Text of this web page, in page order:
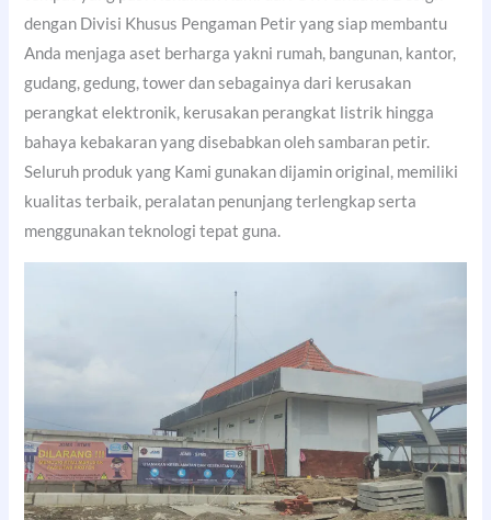
dengan Divisi Khusus Pengaman Petir yang siap membantu
Anda menjaga aset berharga yakni rumah, bangunan, kantor,
gudang, gedung, tower dan sebagainya dari kerusakan
perangkat elektronik, kerusakan perangkat listrik hingga
bahaya kebakaran yang disebabkan oleh sambaran petir.
Seluruh produk yang Kami gunakan dijamin original, memiliki
kualitas terbaik, peralatan penunjang terlengkap serta
menggunakan teknologi tepat guna.